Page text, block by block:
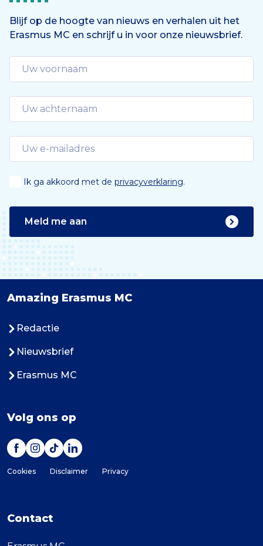
Blijf op de hoogte van nieuws en verhalen uit het
Erasmus MC en schrijf u in voor onze nieuwsbrief.
Ik ga akkoord met de privacyverklaring.
Meld me aan
Amazing Erasmus MC
Redactie
Nieuwsbrief
Erasmus MC
Volg ons op
Cookies Disclaimer Privacy
Contact